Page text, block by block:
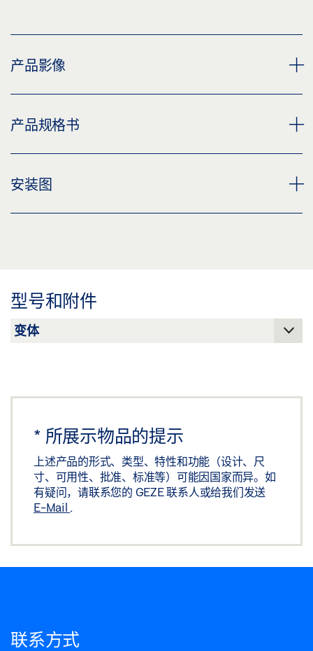
产品影像
磁吸停门墙面安装
标签义务: © GEZE GmbH
产品规格书
安装图
磁吸停门柔性 335 MM，磁吸停门柔性 185 MM
预览
下载 (.PDF | 132 KB)
分享
型号和附件
* 所展示物品的提示
上述产品的形式、类型、特性和功能（设计、尺
寸、可用性、批准、标准等）可能因国家而异。如
有疑问，请联系您的 GEZE 联系人或给我们发送
E-Mail .
联系方式